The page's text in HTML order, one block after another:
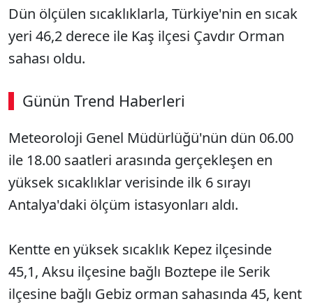
Dün ölçülen sıcaklıklarla, Türkiye'nin en sıcak
yeri 46,2 derece ile Kaş ilçesi Çavdır Orman
sahası oldu.
Günün Trend Haberleri
Meteoroloji Genel Müdürlüğü'nün dün 06.00
ile 18.00 saatleri arasında gerçekleşen en
yüksek sıcaklıklar verisinde ilk 6 sırayı
Antalya'daki ölçüm istasyonları aldı.
Kentte en yüksek sıcaklık Kepez ilçesinde
45,1, Aksu ilçesine bağlı Boztepe ile Serik
ilçesine bağlı Gebiz orman sahasında 45, kent